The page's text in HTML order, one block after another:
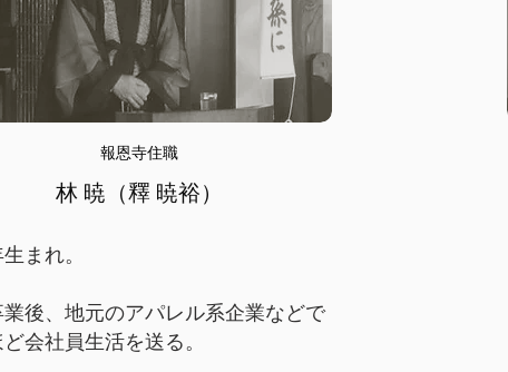
報恩寺住職
林 暁 （釋 暁裕）
まれ。
業後、地元のアパレル系企業などで
会社員生活を送る。